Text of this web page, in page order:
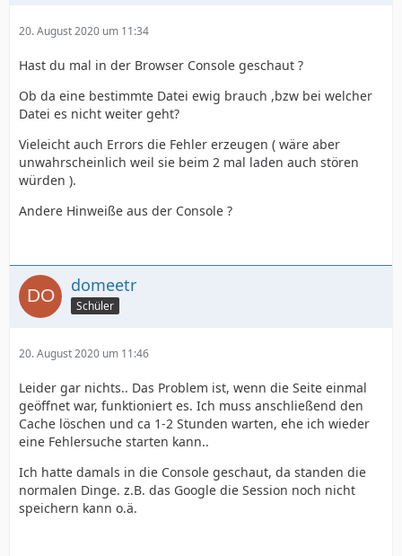
20. August 2020 um 11:34
Hast du mal in der Browser Console geschaut ?
Ob da eine bestimmte Datei ewig brauch ,bzw bei welcher
Datei es nicht weiter geht?
Vieleicht auch Errors die Fehler erzeugen ( wäre aber
unwahrscheinlich weil sie beim 2 mal laden auch stören
würden ).
Andere Hinweiße aus der Console ?
domeetr
Schüler
20. August 2020 um 11:46
Leider gar nichts.. Das Problem ist, wenn die Seite einmal
geöffnet war, funktioniert es. Ich muss anschließend den
Cache löschen und ca 1-2 Stunden warten, ehe ich wieder
eine Fehlersuche starten kann..
Ich hatte damals in die Console geschaut, da standen die
normalen Dinge. z.B. das Google die Session noch nicht
speichern kann o.ä.